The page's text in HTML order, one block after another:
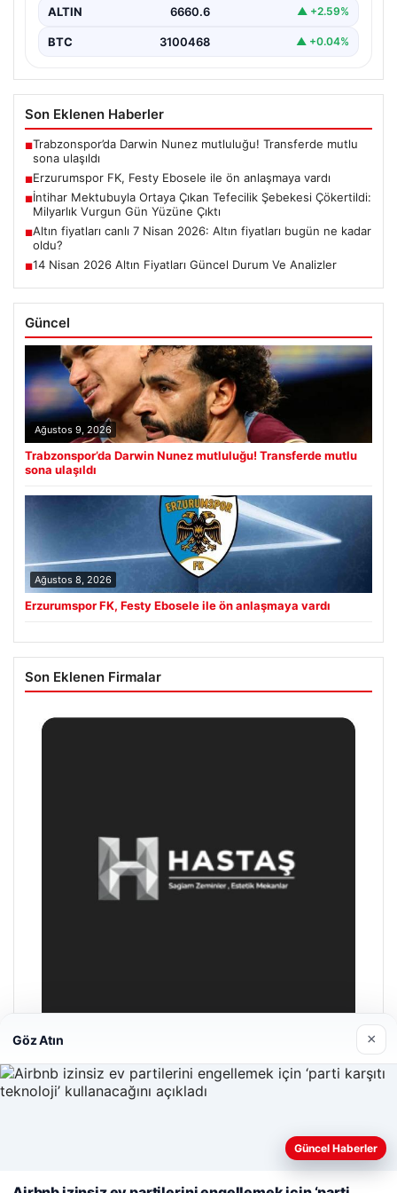
ALTIN 6660.6 ▲ +2.59%
BTC 3100468 ▲ +0.04%
Son Eklenen Haberler
■Trabzonspor’da Darwin Nunez mutluluğu! Transferde mutlu
sona ulaşıldı
■Erzurumspor FK, Festy Ebosele ile ön anlaşmaya vardı
■İntihar Mektubuyla Ortaya Çıkan Tefecilik Şebekesi Çökertildi:
Milyarlık Vurgun Gün Yüzüne Çıktı
■Altın fiyatları canlı 7 Nisan 2026: Altın fiyatları bugün ne kadar
oldu?
■14 Nisan 2026 Altın Fiyatları Güncel Durum Ve Analizler
Güncel
Ağustos 9, 2026
Trabzonspor’da Darwin Nunez mutluluğu! Transferde mutlu
sona ulaşıldı
Ağustos 8, 2026
Erzurumspor FK, Festy Ebosele ile ön anlaşmaya vardı
Son Eklenen Firmalar
Prenses Night Club
Nisan 29, 2026
Web sitemizi nasıl kullandığınızı daha iyi anlayabilmek,
Göz Atın ×
Güncel Haberler